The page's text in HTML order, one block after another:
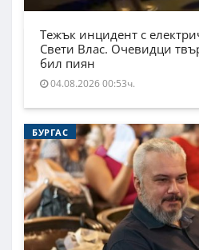
Тежък инцидент с
Свети Влас. Очевидци
бил пиян
04.08.2026 00:53ч.
БУРГАС